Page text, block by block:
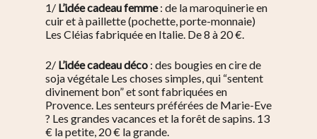
1/ L’idée cadeau femme: de la maroquinerie en
cuir et à paillette (pochette, porte-monnaie)
Les Cléias fabriquée en Italie. De 8 à 20 €.
2/ L’idée cadeau déco : des bougies en cire de
soja végétale Les choses simples, qui “sentent
divinement bon” et sont fabriquées en
Provence. Les senteurs préférées de Marie-Eve
? Les grandes vacances et la forêt de sapins. 13
€ la petite, 20 € la grande.